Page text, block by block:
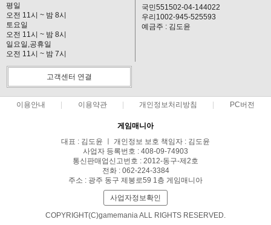
평일
오전 11시 ~ 밤 8시
토요일
오전 11시 ~ 밤 8시
일요일,공휴일
오전 11시 ~ 밤 7시
국민551502-04-144022
우리1002-945-525593
예금주 : 김도윤
고객센터 연결
이용안내 이용약관 개인정보처리방침 PC버전
게임매니아
대표 : 김도윤 ㅣ 개인정보 보호 책임자 : 김도윤
사업자 등록번호 : 408-09-74903
통신판매업신고번호 : 2012-동구-제2호
전화 : 062-224-3384
주소 : 광주 동구 제봉로59 1층 게임매니아
사업자정보확인
COPYRIGHT(C)gamemania ALL RIGHTS RESERVED.